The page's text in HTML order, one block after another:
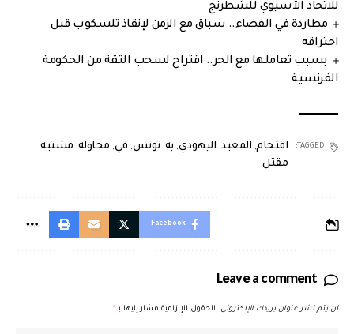
للاتحاد الآسيوي للشطرنج
مطاردة في الفضاء.. سباق مع الزمن لإنقاذ تلسكوب قبل
احتراقه
بسبب تعاملها مع الحر.. اقتراح لسحب الثقة من الحكومة
الفرنسية
TAGGED: اقتحام, المعبد, اليهودي, به, تونس, في, محاولة, مشتبه,
مقتل
Facebook
Leave a comment
لن يتم نشر عنوان بريدك الإلكتروني. الحقول الإلزامية مشار إليها بـ *